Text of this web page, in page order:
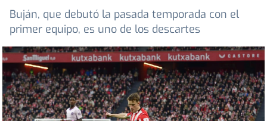
Buján, que debutó la pasada temporada con el
primer equipo, es uno de los descartes